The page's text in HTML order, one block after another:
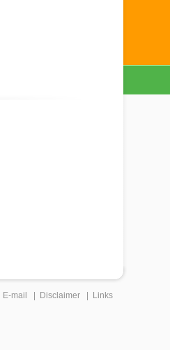
E-mail Disclaimer Links